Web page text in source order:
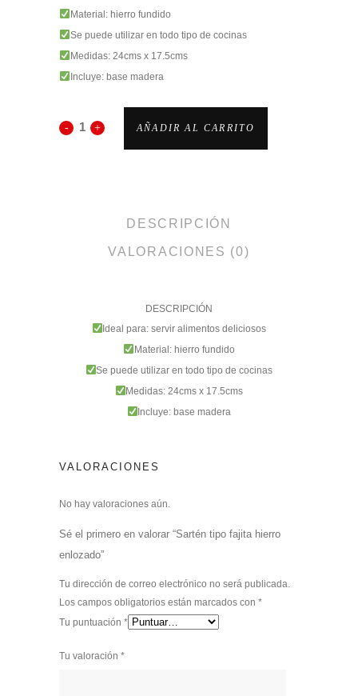
Material: hierro fundido
Se puede utilizar en todo tipo de cocinas
Medidas: 24cms x 17.5cms
Incluye: base madera
AÑADIR AL CARRITO
DESCRIPCIÓN
VALORACIONES (0)
DESCRIPCIÓN
Ideal para: servir alimentos deliciosos
Material: hierro fundido
Se puede utilizar en todo tipo de cocinas
Medidas: 24cms x 17.5cms
Incluye: base madera
VALORACIONES
No hay valoraciones aún.
Sé el primero en valorar “Sartén tipo fajita hierro
enlozado”
Tu dirección de correo electrónico no será publicada.
Los campos obligatorios están marcados con *
Tu puntuación *
Tu valoración *